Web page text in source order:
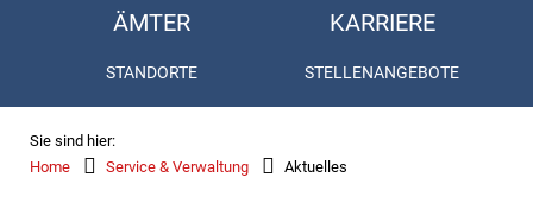
ÄMTER
STANDORTE
KARRIERE
STELLENANGEBOTE
Sie sind hier:
Home
Service & Verwaltung Aktuelles